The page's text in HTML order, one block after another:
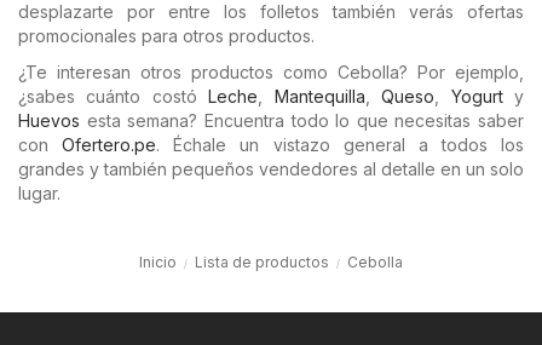
desplazarte por entre los folletos también verás ofertas
promocionales para otros productos.
¿Te interesan otros productos como Cebolla? Por ejemplo,
¿sabes cuánto costóLeche Mantequilla ,Queso Yogurty
Huevos esta semana? Encuentra todo lo que necesitas saber
conOfertero.pe. Échale un vistazo general a todos los
grandes y también pequeños vendedores al detalle en un solo
lugar.
Inicio Lista de productos Cebolla